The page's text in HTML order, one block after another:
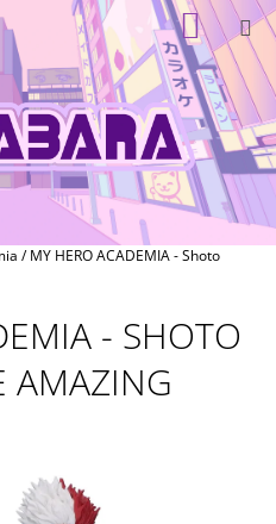
KOŠÍK
/ MY HERO ACADEMIA - Shoto
- SHOTO
AMAZING